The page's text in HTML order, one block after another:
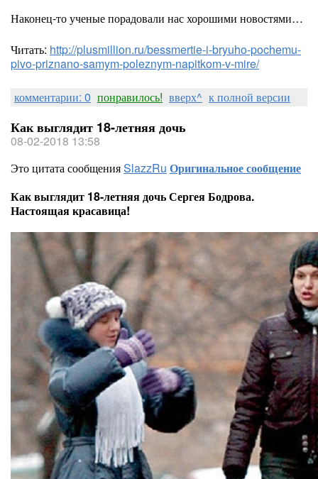
Наконец-то ученые порадовали нас хорошими новостями…
Читать: http://plusmillion.ru/bessmertie-i-bryuho-pochemu-
pivo-priznano-samym-poleznym-napitkom-v-mire/
комментарии: 0 понравилось! вверх^ к полной версии
Как выглядит 18-летняя дочь
08-02-2018 13:58
Это цитата сообщенияSlazzRu Оригинальное сообщение
Как выглядит 18-летняя дочь Сергея Бодрова.
Настоящая красавица!